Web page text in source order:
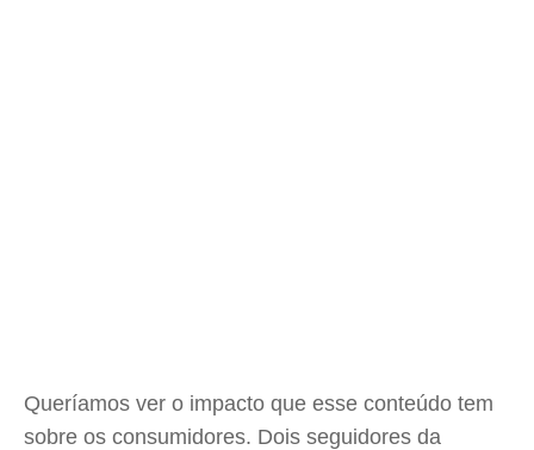
Queríamos ver o impacto que esse conteúdo tem
sobre os consumidores. Dois seguidores da